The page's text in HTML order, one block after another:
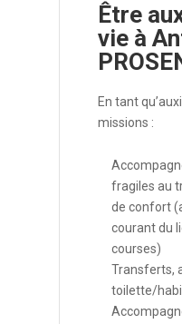
Être
vie à
En tant
missions :
fragiles au
de confort
courant du
courses)
Transferts,
toilette/